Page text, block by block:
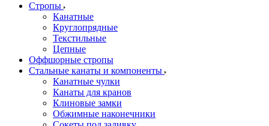
Стропы
Канатные
Круглопрядные
Текстильные
Цепные
Оффшорные стропы
Стальные канаты и компоненты
Канатные чулки
Канаты для кранов
Клиновые замки
Обжимные наконечники